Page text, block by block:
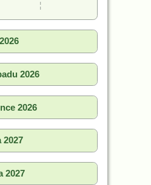
¦
2026
2026
2027
2027